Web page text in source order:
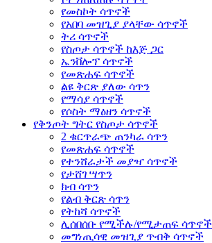
የመስኮት ሳጥኖች
የአበባ መዝጊያ ያላቸው ሳጥኖች
ትሪ ሳጥኖች
የስጦታ ሳጥኖች ከእጅ ጋር
ኤንቨሎፕ ሳጥኖች
የመጽሐፍ ሳጥኖች
ልዩ ቅርጽ ያለው ሳጥን
የማሳያ ሳጥኖች
የሶስት ማዕዘን ሳጥኖች
የቅንጦት ግትር የስጦታ ሳጥኖች
2 ቁርጥራጭ ጠንካራ ሳጥን
የመጽሐፍ ሳጥኖች
የተንሸራታች መያዣ ሳጥኖች
የታሸገ ሣጥን
ክብ ሳጥን
የልብ ቅርጽ ሳጥን
የትከሻ ሳጥኖች
ሊሰበሰቡ የሚችሉ/የሚታጠፍ ሳጥኖች
መግነጢሳዊ መዝጊያ ጥብቅ ሳጥኖች